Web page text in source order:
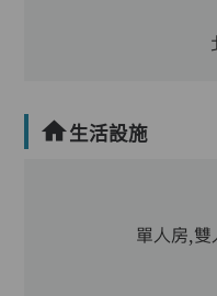
生活設施
單人房,